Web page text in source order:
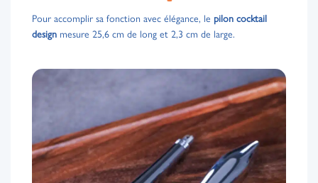
Pour accomplir sa fonction avec élégance, le pilon cocktail
design mesure 25,6 cm de long et 2,3 cm de large.